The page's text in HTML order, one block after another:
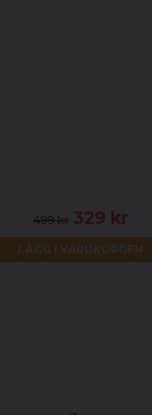
499 kr 329 kr
LÄGG I VARUKORGEN